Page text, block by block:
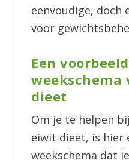
eenvoudige, doch
voor
Een
dieet
Om je te helpen
eiwit dieet, is hier
weekschema dat